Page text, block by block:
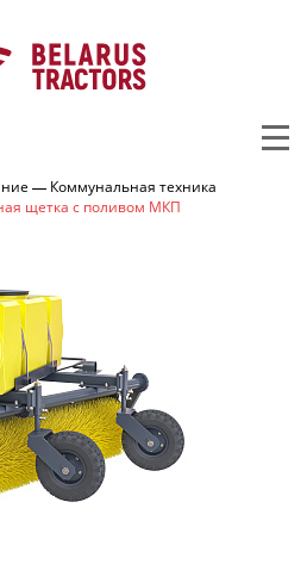
Коммунальная техника
щетка с поливом МКП